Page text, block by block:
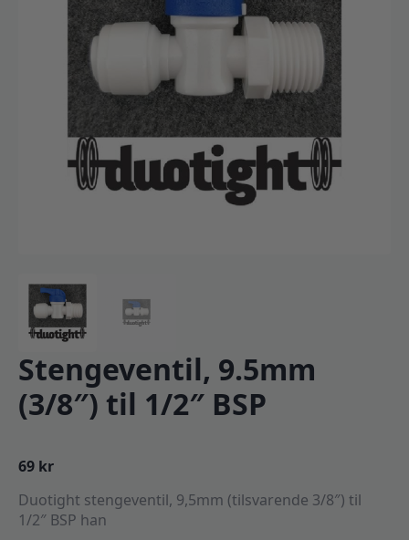
Stengeventil, 9.5mm
(3/8″) til 1/2″ BSP
69 kr
Duotight stengeventil, 9,5mm (tilsvarende 3/8″) til
1/2″ BSP han